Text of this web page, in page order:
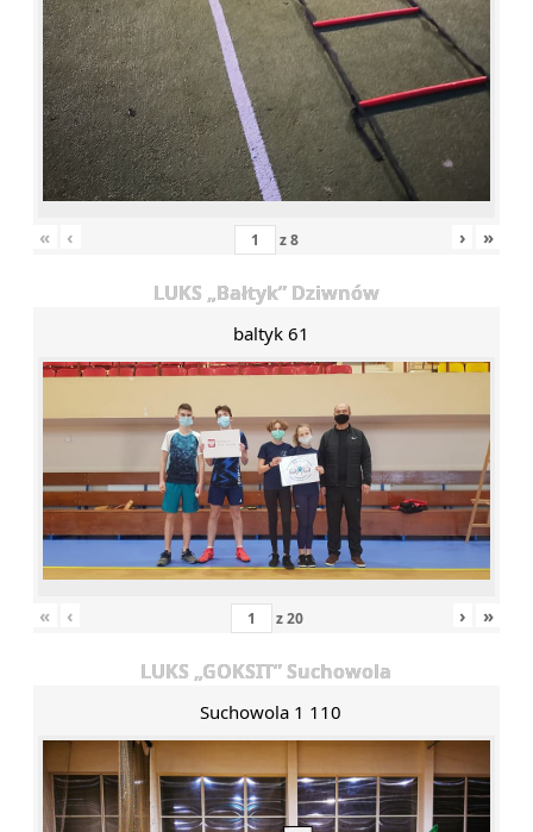
« ‹ z8 › »
LUKS „Bałtyk” Dziwnów
baltyk 61
« ‹ z20 › »
LUKS „GOKSIT” Suchowola
Suchowola 1 110